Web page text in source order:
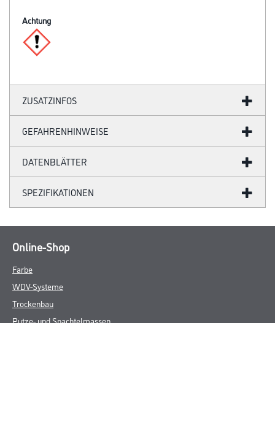
Achtung
ZUSATZINFOS
GEFAHRENHINWEISE
DATENBLÄTTER
SPEZIFIKATIONEN
Online-Shop
Farbe
WDV-Systeme
Trockenbau
Putze- und Spachtelmassen